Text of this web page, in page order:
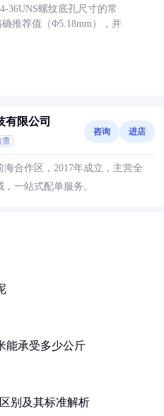
36UNS螺纹底孔尺寸的常
推荐值（Φ5.18mm），并
有限公司
查
咨询 进店
合作区，2017年成立，主营全
一站式配单服务。
能承受多少公斤
别及其标准解析